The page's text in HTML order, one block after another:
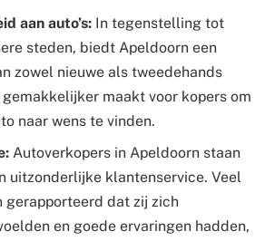
aan auto’s: In tegenstelling tot
steden, biedt Apeldoorn een
zowel nieuwe als tweedehands
gemakkelijker maakt voor kopers om
naar wens te vinden.
Autoverkopers in Apeldoorn staan
uitzonderlijke klantenservice. Veel
gerapporteerd dat zij zich
en goede ervaringen hadden,